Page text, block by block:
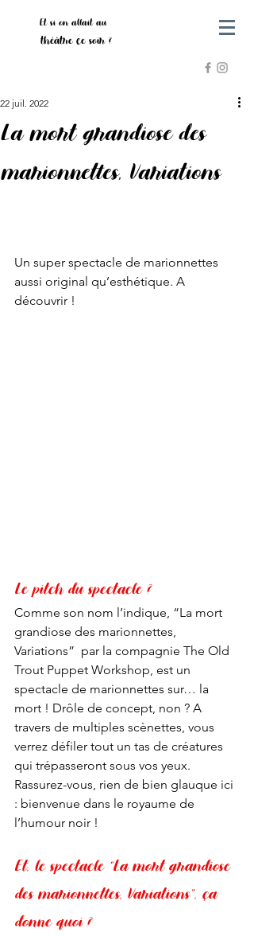
Et si on allait au
théâtre ce soir ?
La mort grandiose des
marionnettes, Variations
22 juil. 2022
Un super spectacle de marionnettes
aussi original qu’esthétique. A
découvrir !
Le pitch du spectacle ?
Comme son nom l’indique, “La mort
grandiose des marionnettes,
Variations”  par la compagnie The Old
Trout Puppet Workshop, est un
spectacle de marionnettes sur… la
mort ! Drôle de concept, non ? A
travers de multiples scènettes, vous
verrez défiler tout un tas de créatures
qui trépasseront sous vos yeux.
Rassurez-vous, rien de bien glauque ici
: bienvenue dans le royaume de
l’humour noir !
Et, le spectacle “La mort grandiose
des marionnettes, Variations”, ça
donne quoi ?